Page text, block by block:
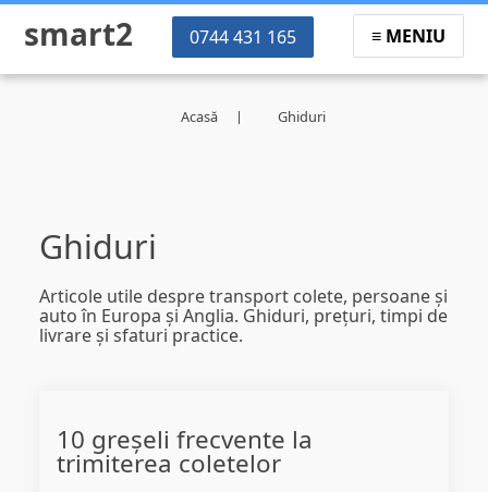
smart2 MENIU
0744 431 165
Acasă Ghiduri
Ghiduri
Articole utile despre transport colete, persoane și
auto în Europa și Anglia. Ghiduri, prețuri, timpi de
livrare și sfaturi practice.
10 greșeli frecvente la
trimiterea coletelor